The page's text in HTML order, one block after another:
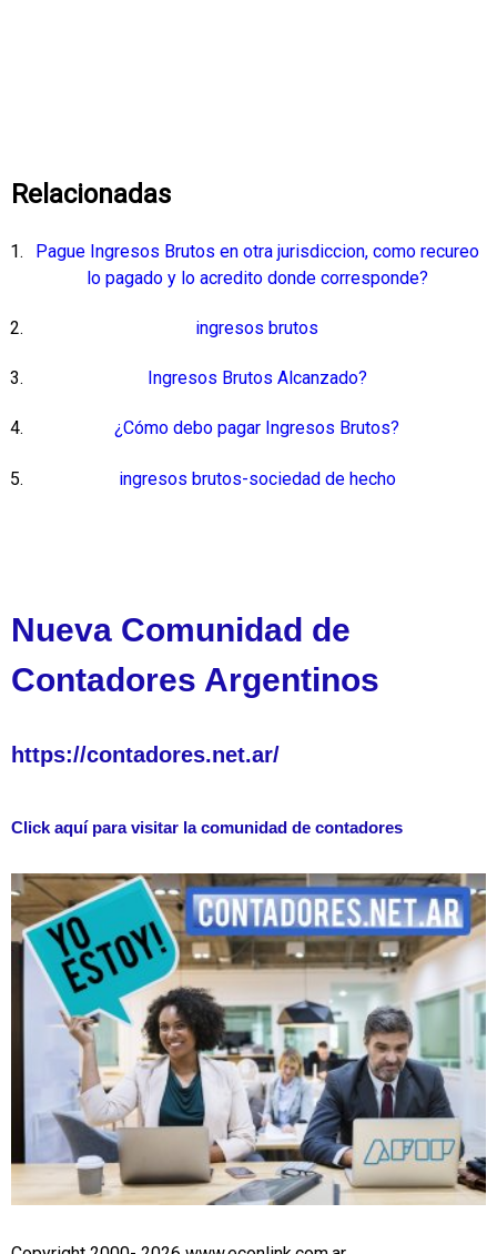
Relacionadas
Pague Ingresos Brutos en otra jurisdiccion, como recureo
lo pagado y lo acredito donde corresponde?
ingresos brutos
Ingresos Brutos Alcanzado?
¿Cómo debo pagar Ingresos Brutos?
ingresos brutos-sociedad de hecho
Nueva Comunidad de
Contadores Argentinos
https://contadores.net.ar/
Click aquí para visitar la comunidad de contadores